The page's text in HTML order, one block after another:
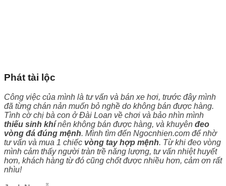
Phát tài lộc
Công việc của mình là tư vấn và bán xe hơi, trước đây mình
đã từng chán nản muốn bỏ nghề do không bán được hàng.
Tình cờ chị bà con ở Đài Loan về chơi và bảo nhìn mình
thiếu sinh khínên không bán được hàng, và khuyên đeo
vòng đá đúng mệnh. Mình tìm đến Ngocnhien.com để nhờ
tư vấn và mua 1 chiếc vòng tay hợp mệnh. Từ khi đeo vòng
mình cảm thấy người tràn trề năng lượng, tư vấn nhiệt huyết
hơn, khách hàng từ đó cũng chốt được nhiều hơn, cảm ơn rất
nhìu!